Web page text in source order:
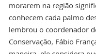
morarem na região
conhecem cada palmo
lembrou o coordenador
Conservação, Fábio